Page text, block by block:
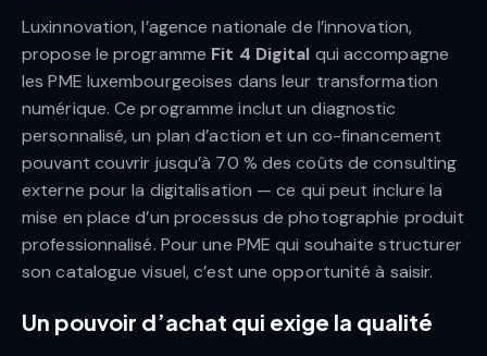
Luxinnovation, l’agence nationale de l’innovation,
propose le programme Fit 4 Digital qui accompagne
les PME luxembourgeoises dans leur transformation
numérique. Ce programme inclut un diagnostic
personnalisé, un plan d’action et un co-financement
pouvant couvrir jusqu’à 70 % des coûts de consulting
externe pour la digitalisation — ce qui peut inclure la
mise en place d’un processus de photographie produit
professionnalisé. Pour une PME qui souhaite structurer
son catalogue visuel, c’est une opportunité à saisir.
Un pouvoir d’achat qui exige la qualité